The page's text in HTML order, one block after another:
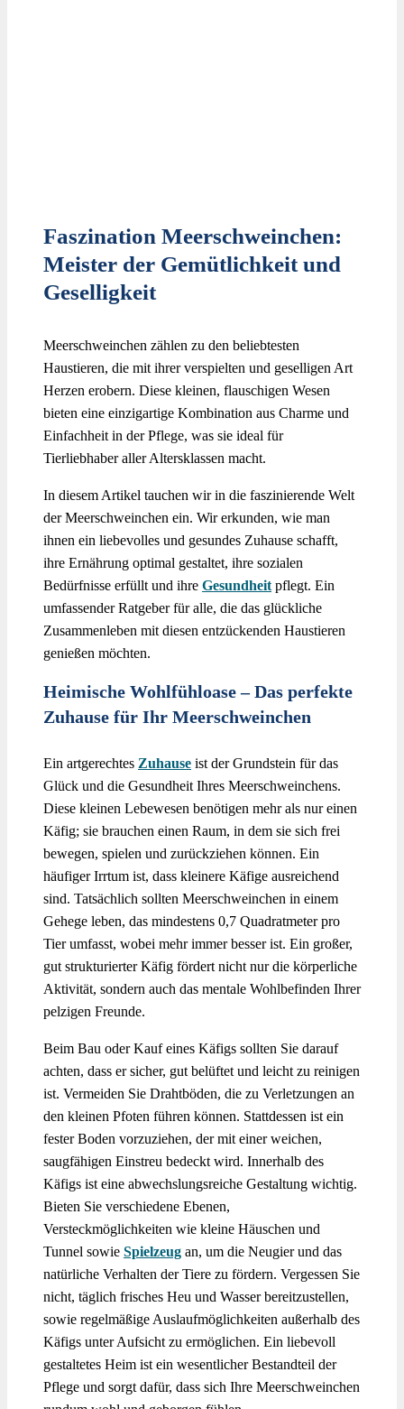
Faszination Meerschweinchen:
Meister der Gemütlichkeit und
Geselligkeit
Meerschweinchen zählen zu den beliebtesten
Haustieren, die mit ihrer verspielten und geselligen Art
Herzen erobern. Diese kleinen, flauschigen Wesen
bieten eine einzigartige Kombination aus Charme und
Einfachheit in der Pflege, was sie ideal für
Tierliebhaber aller Altersklassen macht.
In diesem Artikel tauchen wir in die faszinierende Welt
der Meerschweinchen ein. Wir erkunden, wie man
ihnen ein liebevolles und gesundes Zuhause schafft,
ihre Ernährung optimal gestaltet, ihre sozialen
Bedürfnisse erfüllt und ihre Gesundheit pflegt. Ein
umfassender Ratgeber für alle, die das glückliche
Zusammenleben mit diesen entzückenden Haustieren
genießen möchten.
Heimische Wohlfühloase – Das perfekte
Zuhause für Ihr Meerschweinchen
Ein artgerechtes Zuhause ist der Grundstein für das
Glück und die Gesundheit Ihres Meerschweinchens.
Diese kleinen Lebewesen benötigen mehr als nur einen
Käfig; sie brauchen einen Raum, in dem sie sich frei
bewegen, spielen und zurückziehen können. Ein
häufiger Irrtum ist, dass kleinere Käfige ausreichend
sind. Tatsächlich sollten Meerschweinchen in einem
Gehege leben, das mindestens 0,7 Quadratmeter pro
Tier umfasst, wobei mehr immer besser ist. Ein großer,
gut strukturierter Käfig fördert nicht nur die körperliche
Aktivität, sondern auch das mentale Wohlbefinden Ihrer
pelzigen Freunde.
Beim Bau oder Kauf eines Käfigs sollten Sie darauf
achten, dass er sicher, gut belüftet und leicht zu reinigen
ist. Vermeiden Sie Drahtböden, die zu Verletzungen an
den kleinen Pfoten führen können. Stattdessen ist ein
fester Boden vorzuziehen, der mit einer weichen,
saugfähigen Einstreu bedeckt wird. Innerhalb des
Käfigs ist eine abwechslungsreiche Gestaltung wichtig.
Bieten Sie verschiedene Ebenen,
Versteckmöglichkeiten wie kleine Häuschen und
Tunnel sowie Spielzeug an, um die Neugier und das
natürliche Verhalten der Tiere zu fördern. Vergessen Sie
nicht, täglich frisches Heu und Wasser bereitzustellen,
sowie regelmäßige Auslaufmöglichkeiten außerhalb des
Käfigs unter Aufsicht zu ermöglichen. Ein liebevoll
gestaltetes Heim ist ein wesentlicher Bestandteil der
Pflege und sorgt dafür, dass sich Ihre Meerschweinchen